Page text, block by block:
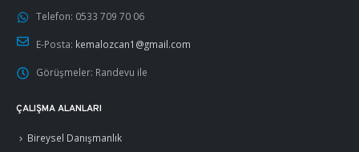
Telefon: 0533 709 70 06
E-Posta: kemalozcan1@gmail.com
Görüşmeler: Randevu ile
ÇALIŞMA ALANLARI
Bireysel Danışmanlık